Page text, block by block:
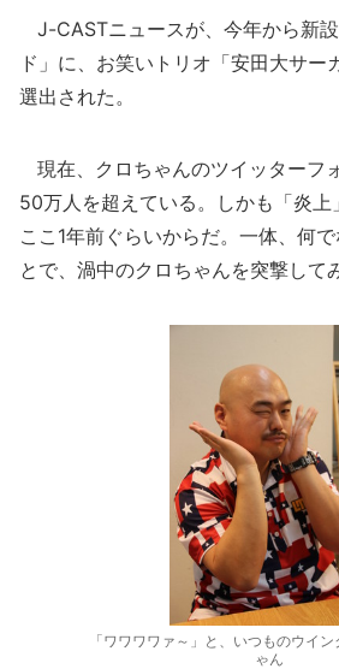
J-CASTニュースが、今年から新
ド」に、お笑いトリオ「安田大サー
選出された。
現在、クロちゃんのツイッターフ
50万人を超えている。しかも「炎上
ここ1年前ぐらいからだ。一体、何
とで、渦中のクロちゃんを突撃して
「ワワワワァ～」と、いつものウイ
ゃん